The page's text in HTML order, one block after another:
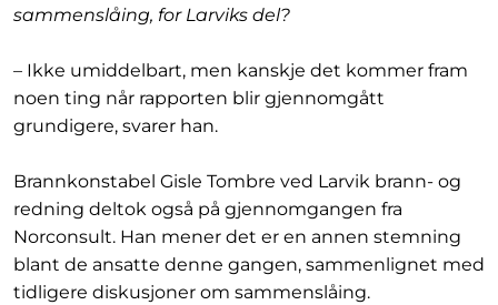
sammenslåing, for Larviks del?
– Ikke umiddelbart, men kanskje det kommer fram
noen ting når rapporten blir gjennomgått
grundigere, svarer han.
Brannkonstabel Gisle Tombre ved Larvik brann- og
redning deltok også på gjennomgangen fra
Norconsult. Han mener det er en annen stemning
blant de ansatte denne gangen, sammenlignet med
tidligere diskusjoner om sammenslåing.